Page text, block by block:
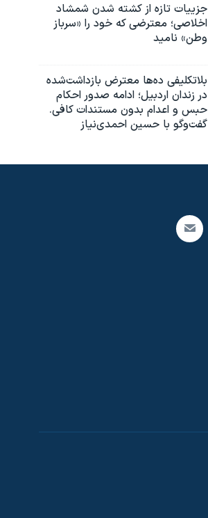
جزییات تازه از کشته شدن شمشاد
اخلاصی؛ معترضی که خود را «سرباز
وطن» نامید
بلاتکلیفی ده‌ها معترض بازداشت‌شده
در زندان اردبیل؛ ادامه صدور احکام
حبس و اعدام بدون مستندات کافی.
گفت‌وگو با حسین احمدی‌نیاز